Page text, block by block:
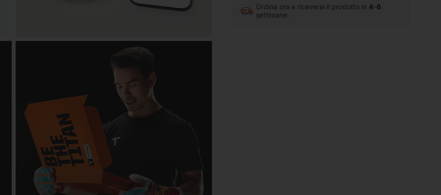
Ordina ora e riceverai il prodotto in 4-6
settimane.